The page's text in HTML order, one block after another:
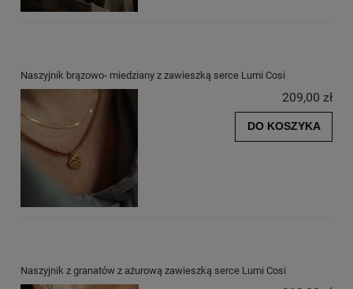
Naszyjnik brązowo- miedziany z zawieszką serce Lumi Cosi
209,00 zł
DO KOSZYKA
Naszyjnik z granatów z ażurową zawieszką serce Lumi Cosi